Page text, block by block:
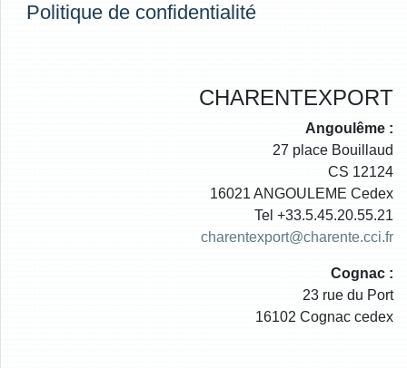
Politique de confidentialité
CHARENTEXPORT
Angoulême :
27 place Bouillaud
CS 12124
16021 ANGOULEME Cedex
Tel +33.5.45.20.55.21
charentexport@charente.cci.fr
Cognac :
23 rue du Port
16102 Cognac cedex